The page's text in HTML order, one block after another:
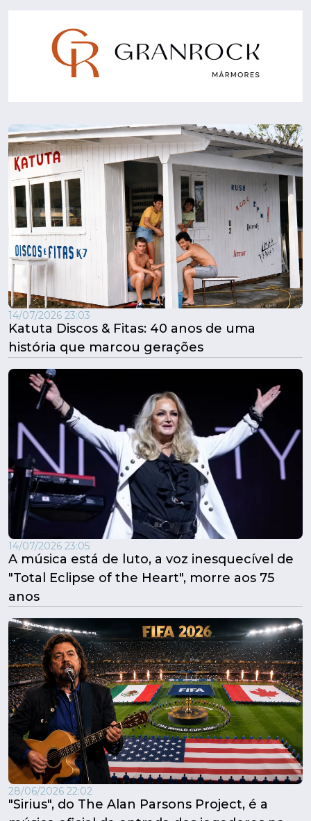
14/07/2026 23:03
Katuta Discos & Fitas: 40 anos de uma
história que marcou gerações
14/07/2026 23:05
A música está de luto, a voz inesquecível de
"Total Eclipse of the Heart", morre aos 75
anos
28/06/2026 22:02
"Sirius", do The Alan Parsons Project, é a